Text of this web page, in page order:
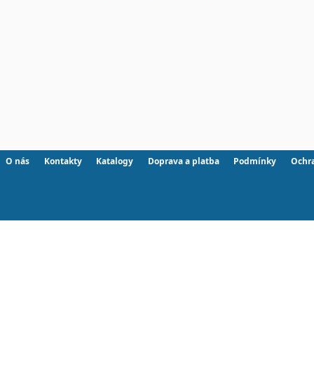
O nás Kontakty Katalogy Doprava a platba Podmínky